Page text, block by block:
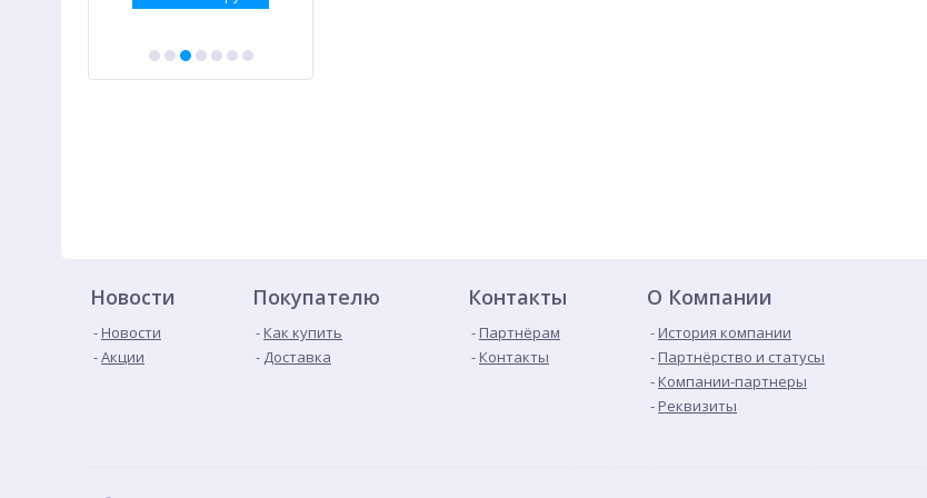
Новости
Новости
Акции
Покупателю
Как купить
Доставка
Контакты
Партнёрам
Контакты
О Компании
История компании
Партнёрство и статусы
Компании-партнеры
Реквизиты